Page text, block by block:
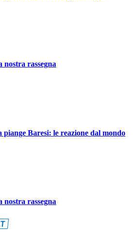
rassegna
piange Baresi: le reazione dal mondo
rassegna